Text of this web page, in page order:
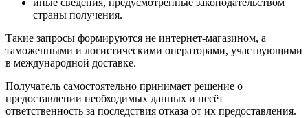
иные сведения, предусмотренные законодательством
страны получения.
Такие запросы формируются не интернет-магазином, а
таможенными и логистическими операторами, участвующими
в международной доставке.
Получатель самостоятельно принимает решение о
предоставлении необходимых данных и несёт
ответственность за последствия отказа от их предоставления.